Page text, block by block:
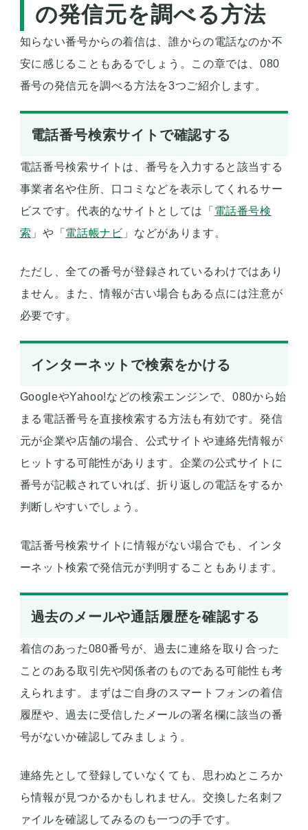
の発信元を調べる方法
知らない番号からの着信は、誰からの電話なのか不
安に感じることもあるでしょう。この章では、080
番号の発信元を調べる方法を3つご紹介します。
電話番号検索サイトで確認する
電話番号検索サイトは、番号を入力すると該当する
事業者名や住所、口コミなどを表示してくれるサー
ビスです。代表的なサイトとしては「 電話番号検
索 」や「 電話帳ナビ 」などがあります。
ただし、全ての番号が登録されているわけではあり
ません。また、情報が古い場合もある点には注意が
必要です。
インターネットで検索をかける
GoogleやYahoo!などの検索エンジンで、080から始
まる電話番号を直接検索する方法も有効です。発信
元が企業や店舗の場合、公式サイトや連絡先情報が
ヒットする可能性があります。企業の公式サイトに
番号が記載されていれば、折り返しの電話をするか
判断しやすいでしょう。
電話番号検索サイトに情報がない場合でも、インタ
ーネット検索で発信元が判明することもあります。
過去のメールや通話履歴を確認する
着信のあった080番号が、過去に連絡を取り合った
ことのある取引先や関係者のものである可能性も考
えられます。まずはご自身のスマートフォンの着信
履歴や、過去に受信したメールの署名欄に該当の番
号がないか確認してみましょう。
連絡先として登録していなくても、思わぬところか
ら情報が見つかるかもしれません。交換した名刺フ
ァイルを確認してみるのも一つの手です。